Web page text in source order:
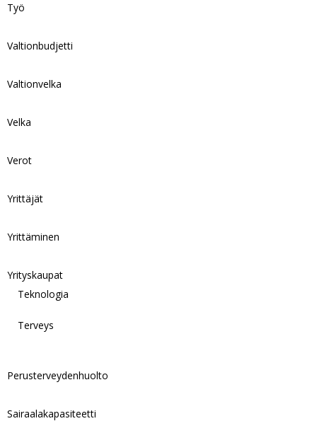
Työ
Valtionbudjetti
Valtionvelka
Velka
Verot
Yrittäjät
Yrittäminen
Yrityskaupat
Teknologia
Terveys
Perusterveydenhuolto
Sairaalakapasiteetti